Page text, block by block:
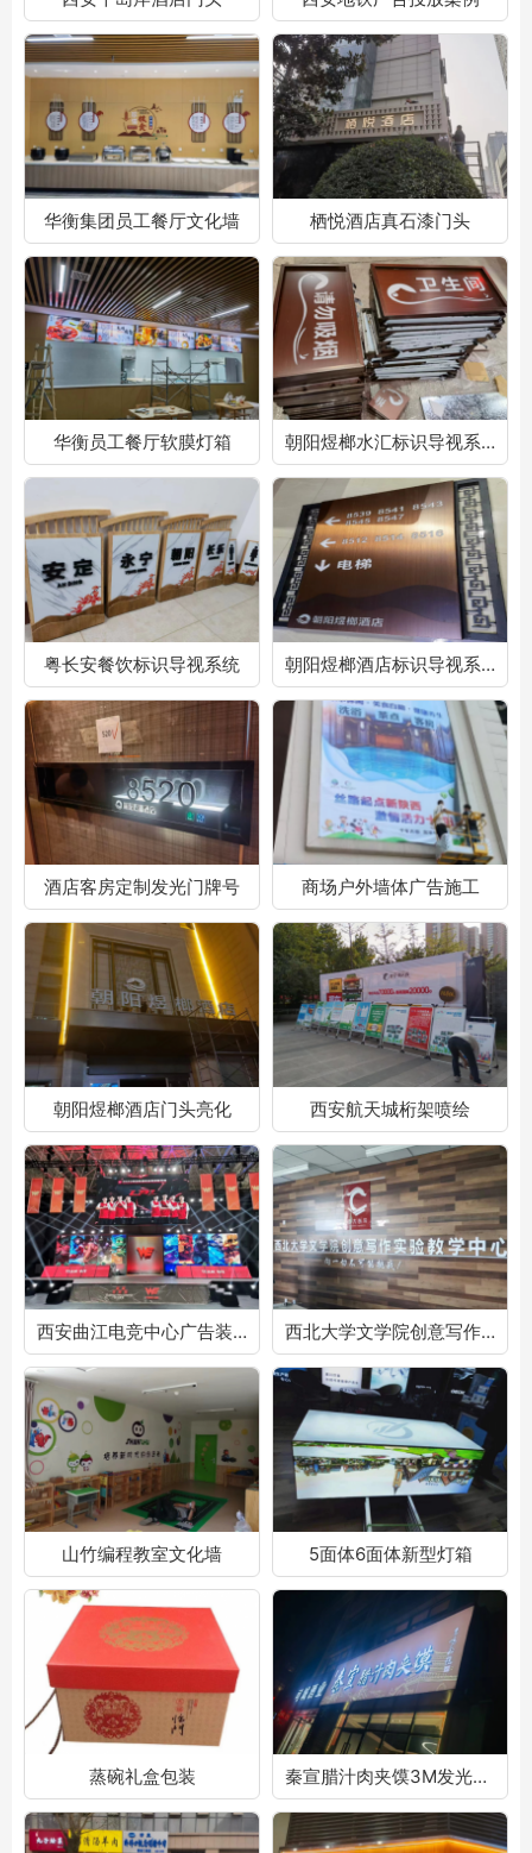
华衡集团员工餐厅文化墙 栖悦酒店真石漆门头
华衡员工餐厅软膜灯箱 朝阳煜榔水汇标识导视系统
粤长安餐饮标识导视系统 朝阳煜榔酒店标识导视系统
酒店客房定制发光门牌号 商场户外墙体广告施工
朝阳煜榔酒店门头亮化 西安航天城桁架喷绘
西安曲江电竞中心广告装饰 西北大学文学院创意写作实验教学中心
山竹编程教室文化墙 5面体6面体新型灯箱
蒸碗礼盒包装 秦宣腊汁肉夹馍3M发光字门头